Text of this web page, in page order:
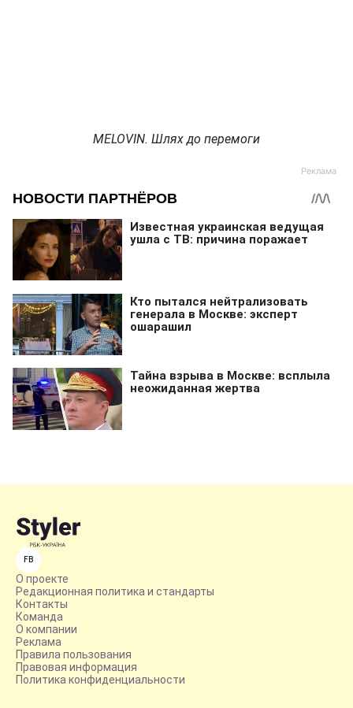
MELOVIN. Шлях до перемоги
FB
О проекте
Редакционная политика и стандарты
Контакты
Команда
О компании
Реклама
Правила пользования
Правовая информация
Политика конфиденциальности